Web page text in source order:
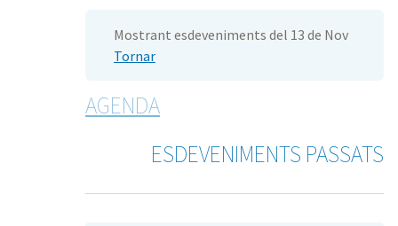
Mostrant esdeveniments del 13 de Nov
Tornar
AGENDA
ESDEVENIMENTS PASSATS